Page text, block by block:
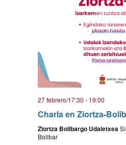
27 febrero/17:30 - 19:00
Charla en Ziortza-
Ziortza Bolibargo Udaletxea
Bolibar